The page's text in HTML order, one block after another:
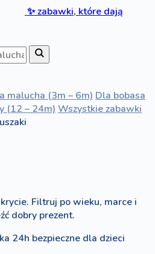
✨zabawki, które dają
malucha (3m – 6m) Dla bobasa
(12 – 24m) Wszystkie zabawki
Filtruj po wieku, marce i
dobry prezent.
24h bezpieczne dla dzieci